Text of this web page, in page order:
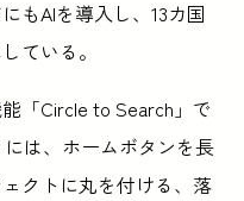
もAIを導入し、13カ国
ている。
「Circle to Search」で
は、ホームボタンを長
クトに丸を付ける、落